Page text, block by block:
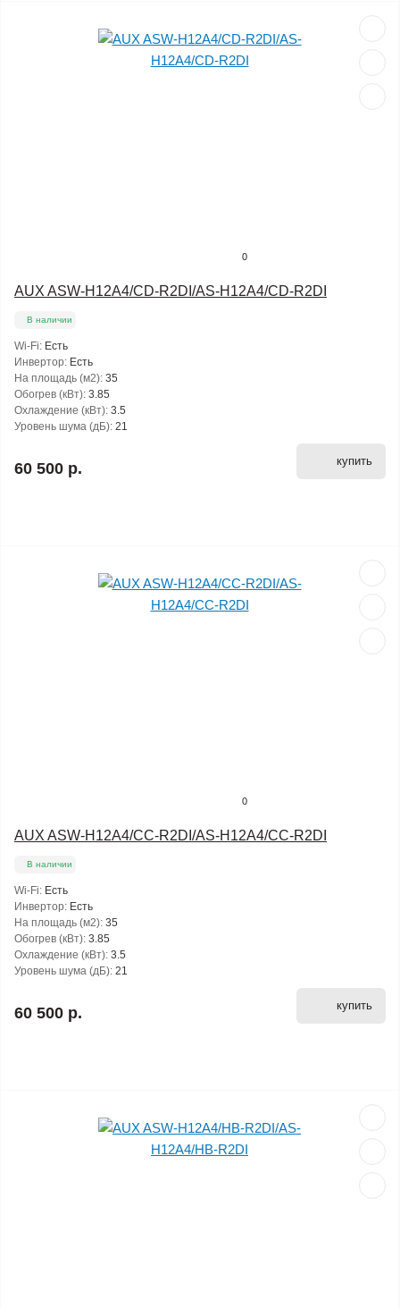
0
AUX ASW-H12A4/CD-R2DI/AS-H12A4/CD-R2DI
В наличии
Wi-Fi: Есть
Инвертор: Есть
На площадь (м2): 35
Обогрев (кВт): 3.85
Охлаждение (кВт): 3.5
Уровень шума (дБ): 21
60 500 р. купить
0
AUX ASW-H12A4/CС-R2DI/AS-H12A4/CС-R2DI
В наличии
Wi-Fi: Есть
Инвертор: Есть
На площадь (м2): 35
Обогрев (кВт): 3.85
Охлаждение (кВт): 3.5
Уровень шума (дБ): 21
60 500 р. купить